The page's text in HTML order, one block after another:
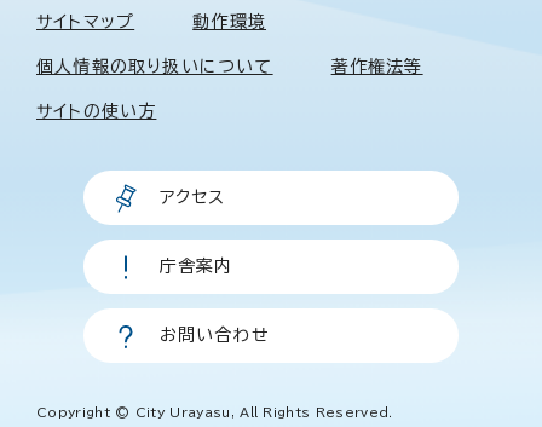
サイトマップ 動作環境
個人情報の取り扱いについて 著作権法等
サイトの使い方
アクセス
庁舎案内
お問い合わせ
Copyright © City Urayasu, All Rights Reserved.